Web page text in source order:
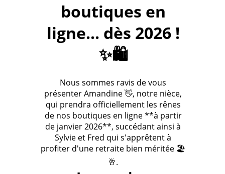
boutiques en
ligne... dès 2026 !
✨🛍️
Nous sommes ravis de vous
présenter Amandine 👋, notre nièce,
qui prendra officiellement les rênes
de nos boutiques en ligne **à partir
de janvier 2026**, succédant ainsi à
Sylvie et Fred qui s'apprêtent à
profiter d'une retraite bien méritée 🏖️
🥂.